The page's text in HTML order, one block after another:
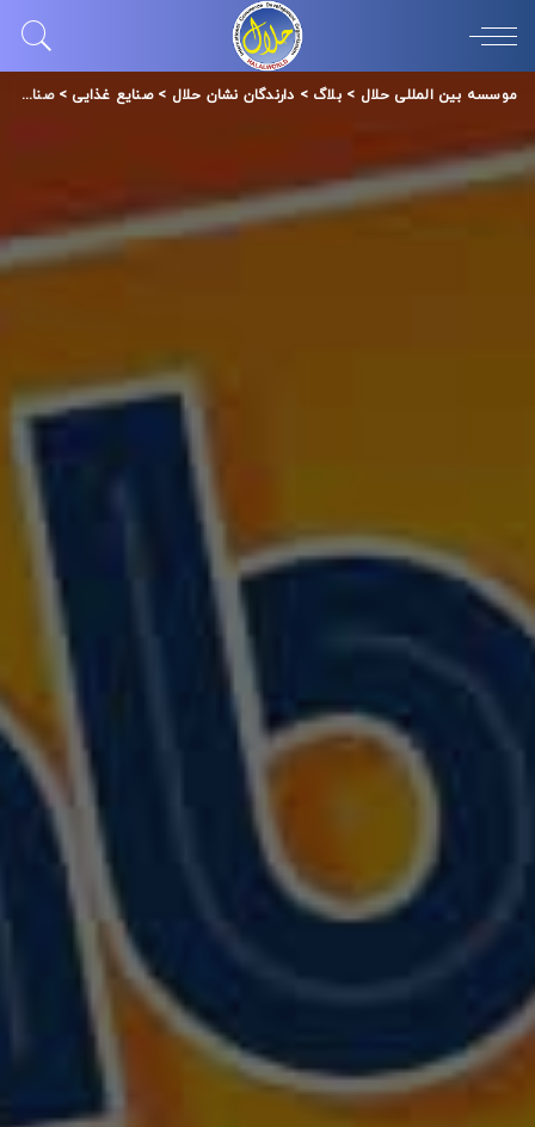
موسسه بین المللی حلال >بلاگ > دارندگان نشان حلال >صنایع غذایی >صنایع شیر فجر گنبد